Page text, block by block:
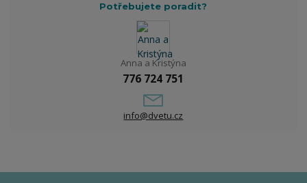
Potřebujete poradit?
Anna a Kristýna
776 724 751
info@dvetu.cz